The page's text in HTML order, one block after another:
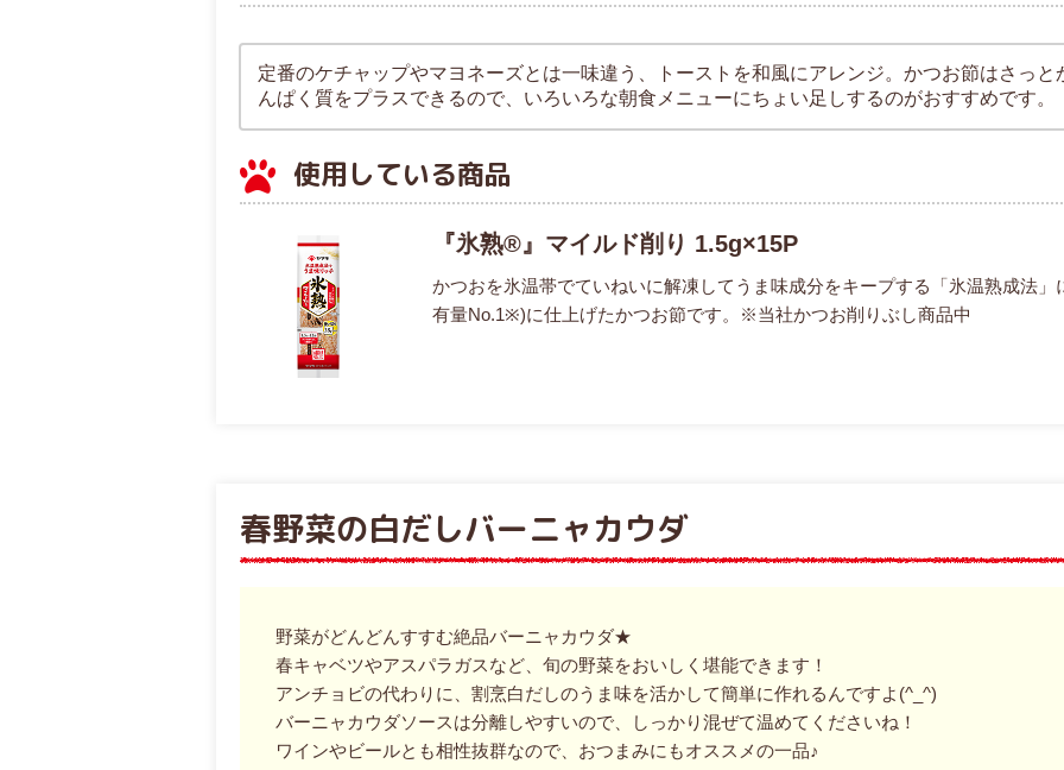
定番のケチャップやマヨネーズとは一味違う、トーストを和風にアレンジ。かつお節はさっ
んぱく質をプラスできるので、いろいろな朝食メニューにちょい足しするのがおすすめです。
使用している商品
『氷熟®』マイルド削り 1.5g×15P
かつおを氷温帯でていねいに解凍してうま味成分をキープする「氷温熟成法
有量No.1※)に仕上げたかつお節です。※当社かつお削りぶし商品中
春野菜の白だしバーニャカウダ
野菜がどんどんすすむ絶品バーニャカウダ★
春キャベツやアスパラガスなど、旬の野菜をおいしく堪能できます！
アンチョビの代わりに、割烹白だしのうま味を活かして簡単に作れるんですよ(^_^)
バーニャカウダソースは分離しやすいので、しっかり混ぜて温めてくださいね！
ワインやビールとも相性抜群なので、おつまみにもオススメの一品♪